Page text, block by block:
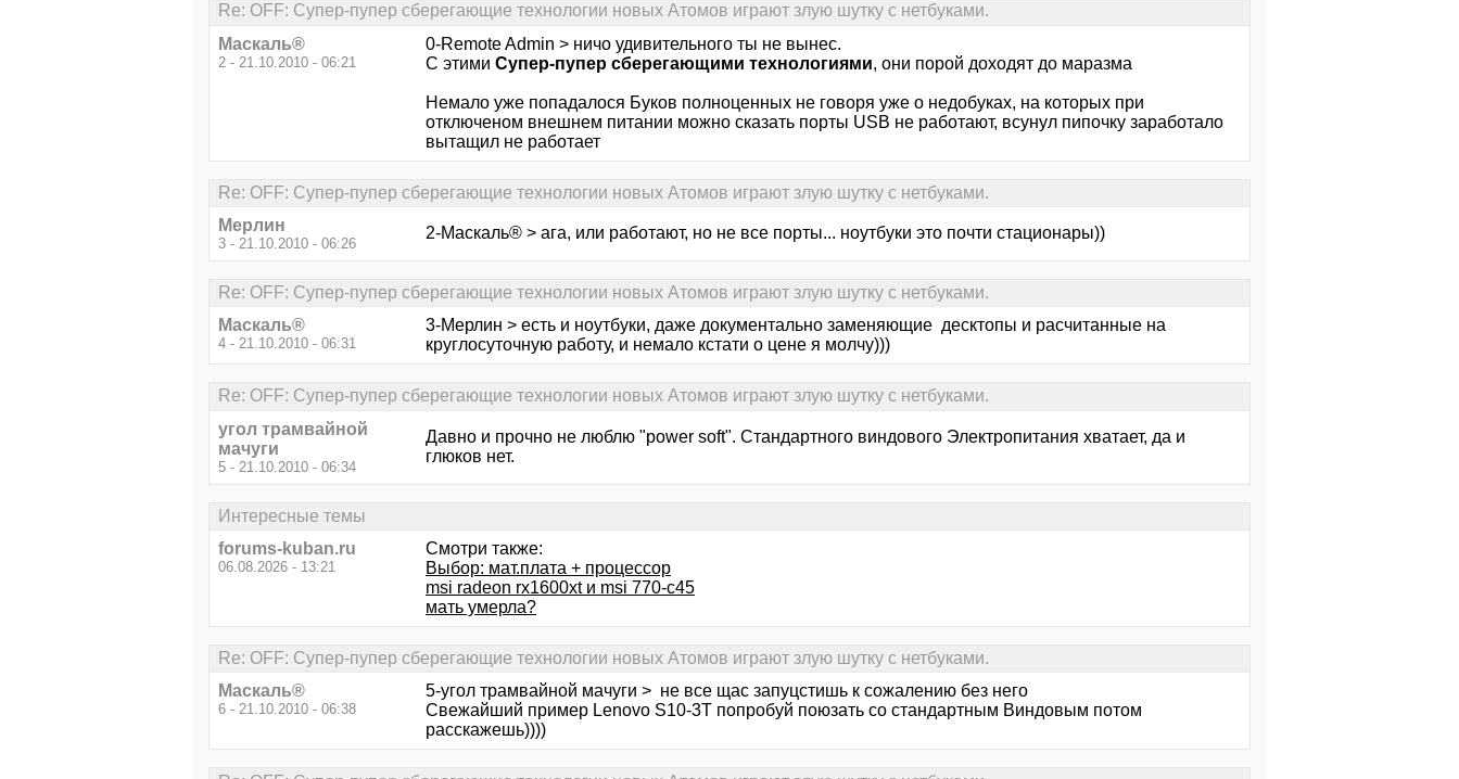
Re: OFF: Супер-пупер сберегающие технологии новых Атомов играют злую шутку с нетбуками.
Маскаль®
2 - 21.10.2010 - 06:21
0-Remote Admin > ничо удивительного ты не вынес.
С этими Супер-пупер сберегающими технологиями, они порой доходят до маразма
Немало уже попадалося Буков полноценных не говоря уже о недобуках, на которых при
отключеном внешнем питании можно сказать порты USB не работают, всунул пипочку заработало
вытащил не работает
Re: OFF: Супер-пупер сберегающие технологии новых Атомов играют злую шутку с нетбуками.
Мерлин
3 - 21.10.2010 - 06:26
2-Маскаль® > ага, или работают, но не все порты... ноутбуки это почти стационары))
Re: OFF: Супер-пупер сберегающие технологии новых Атомов играют злую шутку с нетбуками.
Маскаль®
4 - 21.10.2010 - 06:31
3-Мерлин > есть и ноутбуки, даже документально заменяющие десктопы и расчитанные на
круглосуточную работу, и немало кстати о цене я молчу)))
Re: OFF: Супер-пупер сберегающие технологии новых Атомов играют злую шутку с нетбуками.
угол трамвайной
мачуги
5 - 21.10.2010 - 06:34
Давно и прочно не люблю "power soft". Стандартного виндового Электропитания хватает, да и
глюков нет.
Интересные темы
forums-kuban.ru
06.08.2026 - 13:21
Смотри также:
Выбор: мат.плата + процессор
msi radeon rx1600xt и msi 770-c45
мать умерла?
Re: OFF: Супер-пупер сберегающие технологии новых Атомов играют злую шутку с нетбуками.
Маскаль®
6 - 21.10.2010 - 06:38
5-угол трамвайной мачуги > не все щас запуцстишь к сожалению без него
Свежайший пример Lenovo S10-3T попробуй поюзать со стандартным Виндовым потом
расскажешь))))